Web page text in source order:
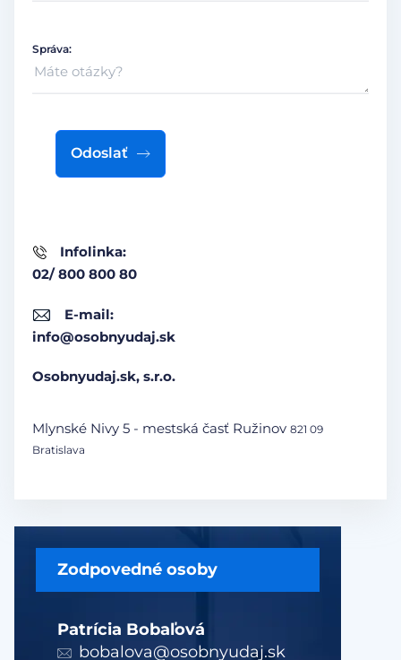
Zodpovedné osoby
Patrícia Bobaľová
bobalova@osobnyudaj.sk
Infolinka:
02/ 800 800 80
E-mail:
info@osobnyudaj.sk
Osobnyudaj.sk, s.r.o.
Mlynské Nivy 5 - mestská časť Ružinov 821 09
Bratislava
Správa:
Odoslať